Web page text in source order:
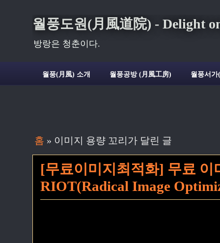
월풍도원(月風道院) - Delight
방랑은 청춘이다.
월풍(月風) 소개 월풍공방 (月風工房) 월풍서
홈 » 이미지 용량 꼬리가 달린 글
[무료이미지최적화] 무료 이
RIOT(Radical Image